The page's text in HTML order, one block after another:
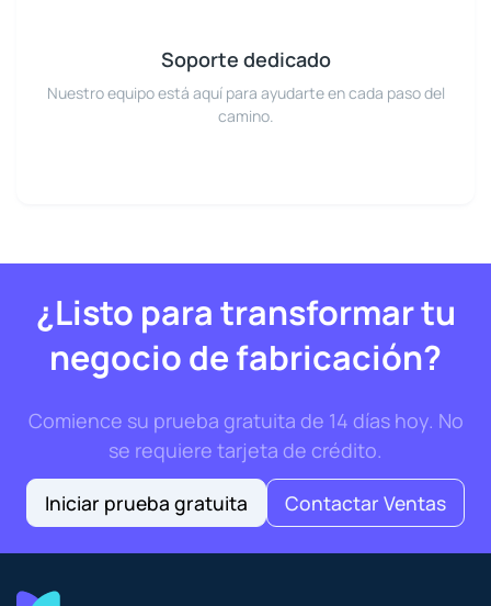
Soporte dedicado
Nuestro equipo está aquí para ayudarte en cada paso del
camino.
¿Listo para transformar tu
negocio de fabricación?
Comience su prueba gratuita de 14 días hoy. No
se requiere tarjeta de crédito.
Iniciar prueba gratuita
Contactar Ventas